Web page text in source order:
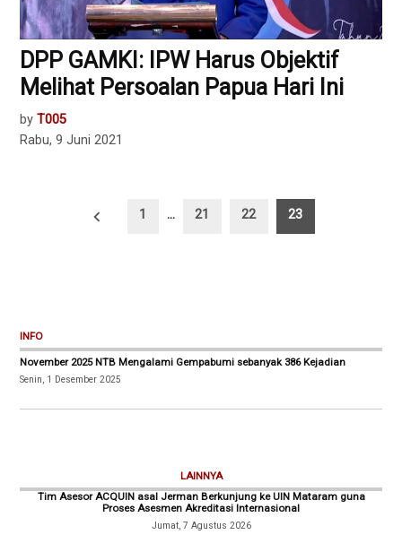
DPP GAMKI: IPW Harus Objektif
Melihat Persoalan Papua Hari Ini
by T005
Rabu, 9 Juni 2021
Paginasi
1 … 21 22 23
INFO
November 2025 NTB Mengalami Gempabumi sebanyak 386 Kejadian
Senin, 1 Desember 2025
LAINNYA
Tim Asesor ACQUIN asal Jerman Berkunjung ke UIN Mataram guna
Proses Asesmen Akreditasi Internasional
Jumat, 7 Agustus 2026